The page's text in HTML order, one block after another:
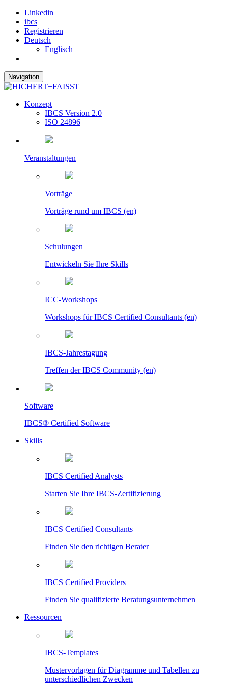
Linkedin
ibcs
Registrieren
Deutsch
Englisch
Navigation
Konzept
IBCS Version 2.0
ISO 24896
Veranstaltungen
Vorträge
Vorträge rund um IBCS (en)
Schulungen
Entwickeln Sie Ihre Skills
ICC-Workshops
Workshops für IBCS Certified Consultants (en)
IBCS-Jahrestagung
Treffen der IBCS Community (en)
Software
IBCS® Certified Software
Skills
IBCS Certified Analysts
Starten Sie Ihre IBCS-Zertifizierung
IBCS Certified Consultants
Finden Sie den richtigen Berater
IBCS Certified Providers
Finden Sie qualifizierte Beratungsunternehmen
Ressourcen
IBCS-Templates
Mustervorlagen für Diagramme und Tabellen zu
unterschiedlichen Zwecken